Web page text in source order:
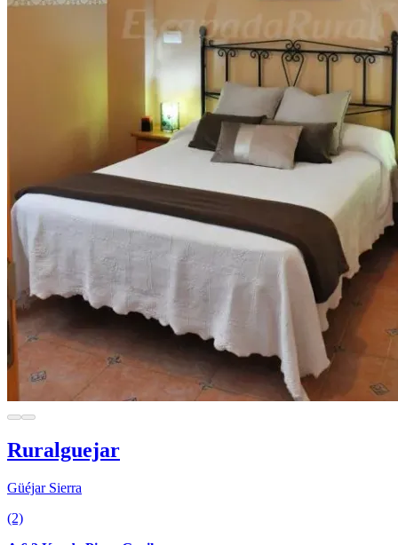
Ruralguejar
Güéjar Sierra
(2)